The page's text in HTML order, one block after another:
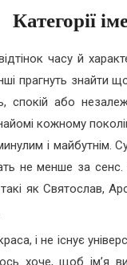
Категорії
часу й
прагнуть знайти
спокій або
кожному
і майбутнім.
не менше за сенс.
такі як Святослав,
і не існує
хоче, щоб ім’я